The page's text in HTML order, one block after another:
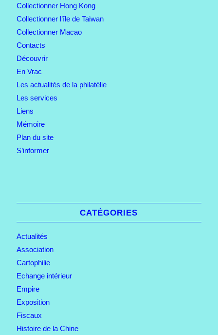
Collectionner Hong Kong
Collectionner l’île de Taiwan
Collectionner Macao
Contacts
Découvrir
En Vrac
Les actualités de la philatélie
Les services
Liens
Mémoire
Plan du site
S’informer
CATÉGORIES
Actualités
Association
Cartophilie
Echange intérieur
Empire
Exposition
Fiscaux
Histoire de la Chine